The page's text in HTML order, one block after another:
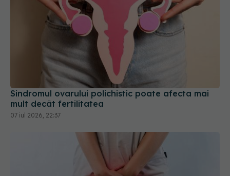
Sindromul ovarului polichistic poate afecta mai
mult decât fertilitatea
07 iul 2026, 22:37